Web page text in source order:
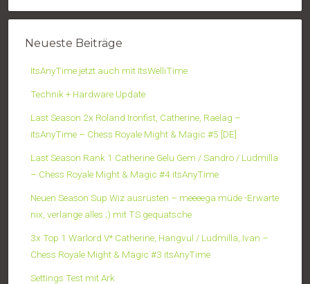
Neueste Beiträge
ItsAnyTime jetzt auch mit ItsWelliTime
Technik + Hardware Update
Last Season 2x Roland Ironfist, Catherine, Raelag –
itsAnyTime – Chess Royale Might & Magic #5 [DE]
Last Season Rank 1 Catherine Gelu Gem / Sandro / Ludmilla
– Chess Royale Might & Magic #4 itsAnyTime
Neuen Season Sup Wiz ausrüsten – meeeega müde -Erwarte
nix, verlange alles ;) mit TS gequatsche
3x Top 1 Warlord V* Catherine, Hangvul / Ludmilla, Ivan –
Chess Royale Might & Magic #3 itsAnyTime
Settings Test mit Ark